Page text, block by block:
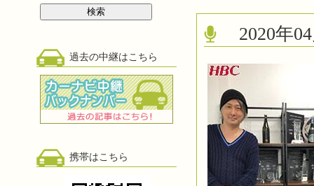
過去の中継はこちら
携帯はこちら
2020年